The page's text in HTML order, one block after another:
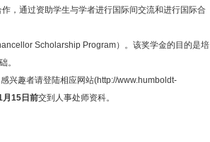
，通过资助学生与学者进行国际间交流和进行国际合
Scholarship Program）。该奖学金的目的是培
。
兴趣者请登陆相应网站(http://www.humboldt-
15日前交到人事处师资科。